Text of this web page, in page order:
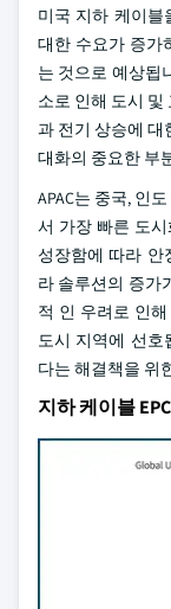
미국 지하 케이블
대한 수요가 증가
는 것으로 예상됩
소로 인해 도시
과 전기 상승에 대
대화의 중요한 부
APAC는 중국, 인
서 가장 빠른 도
성장함에 따라 안
라 솔루션의 증가
적 인 우려로 인
도시 지역에 선호
다는 해결책을 위
지하 케이블